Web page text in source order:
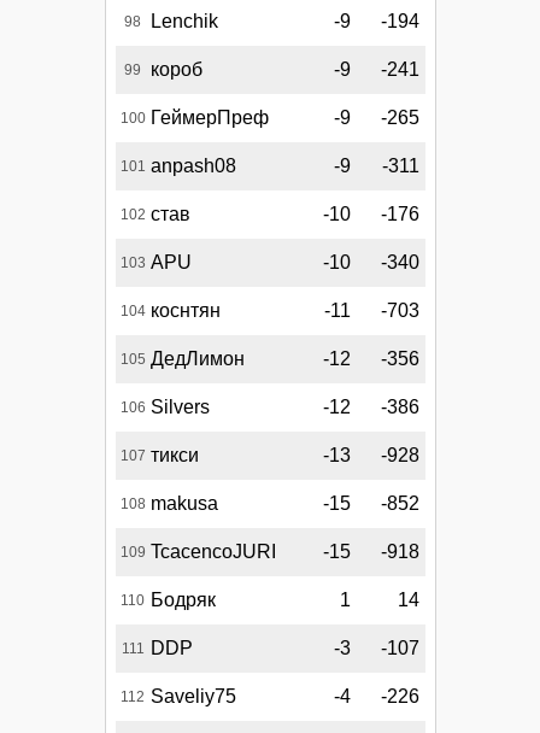
98 Lenchik -9 -194
99 короб -9 -241
100 ГеймерПреф -9 -265
101 anpash08 -9 -311
102 став -10 -176
103 APU -10 -340
104 коснтян -11 -703
105 ДедЛимон -12 -356
106 Silvers -12 -386
107 тикси -13 -928
108 makusa -15 -852
109 TcacencoJURI -15 -918
110 Бодряк 1 14
111 DDP -3 -107
112 Saveliy75 -4 -226